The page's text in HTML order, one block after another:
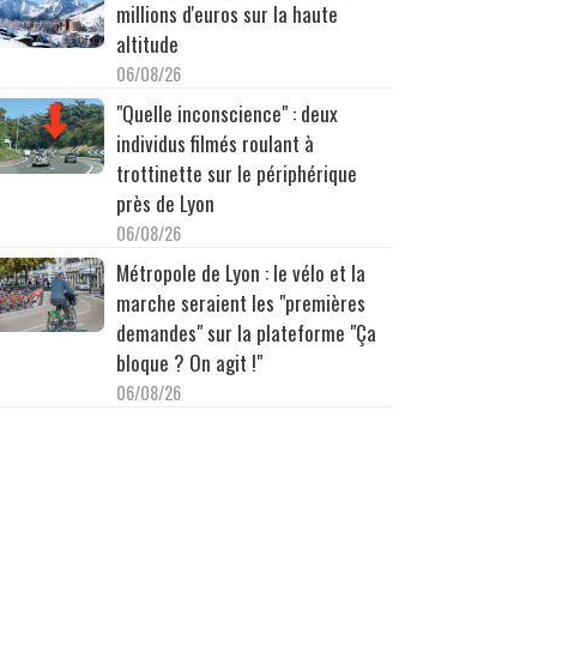
millions d'euros sur la haute
altitude
06/08/26
"Quelle inconscience" : deux
individus filmés roulant à
trottinette sur le périphérique
près de Lyon
06/08/26
Métropole de Lyon : le vélo et la
marche seraient les "premières
demandes" sur la plateforme "Ça
bloque ? On agit !"
06/08/26